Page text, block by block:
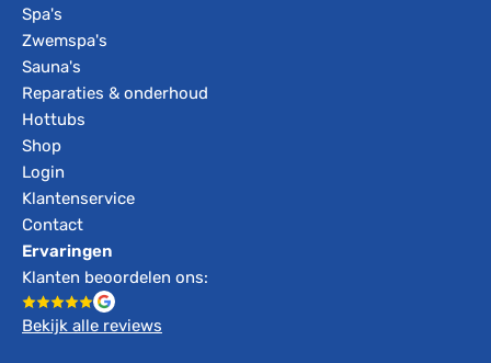
Spa's
Zwemspa's
Sauna's
Reparaties & onderhoud
Hottubs
Shop
Login
Klantenservice
Contact
Ervaringen
Klanten beoordelen ons:
Bekijk alle reviews